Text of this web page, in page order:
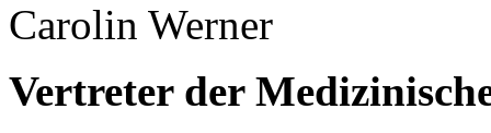
Carolin Werner
Vertreter der